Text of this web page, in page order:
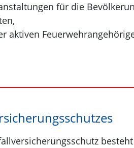
für die
aktiven